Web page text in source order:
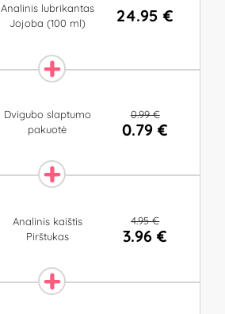
Analinis lubrikantas
Jojoba (100 ml)
24.95 €
Dvigubo slaptumo
pakuotė
0.99 €
0.79 €
Analinis kaištis
Pirštukas
4.95 €
3.96 €